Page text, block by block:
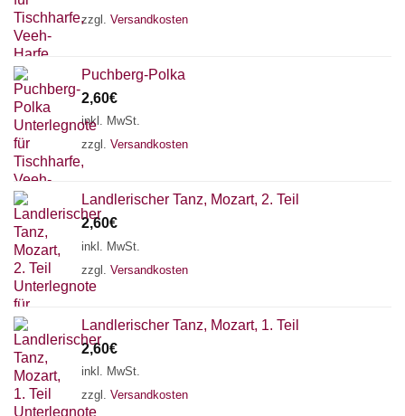
zzgl. Versandkosten
Puchberg-Polka
2,60€
inkl. MwSt.
zzgl. Versandkosten
Landlerischer Tanz, Mozart, 2. Teil
2,60€
inkl. MwSt.
zzgl. Versandkosten
Landlerischer Tanz, Mozart, 1. Teil
2,60€
inkl. MwSt.
zzgl. Versandkosten